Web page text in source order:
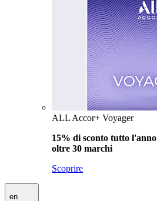
ALL Accor+ Voyager
15% di sconto tutto l'anno
oltre 30 marchi
Scoprire
en